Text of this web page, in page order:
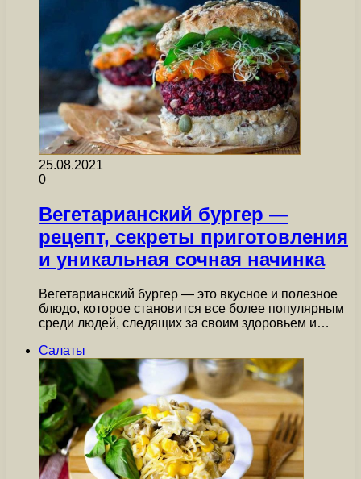
25.08.2021
0
Вегетарианский бургер —
рецепт, секреты приготовления
и уникальная сочная начинка
Вегетарианский бургер — это вкусное и полезное
блюдо, которое становится все более популярным
среди людей, следящих за своим здоровьем и…
Салаты